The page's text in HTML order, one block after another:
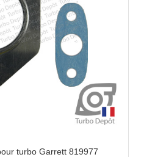
turbo Garrett 819977